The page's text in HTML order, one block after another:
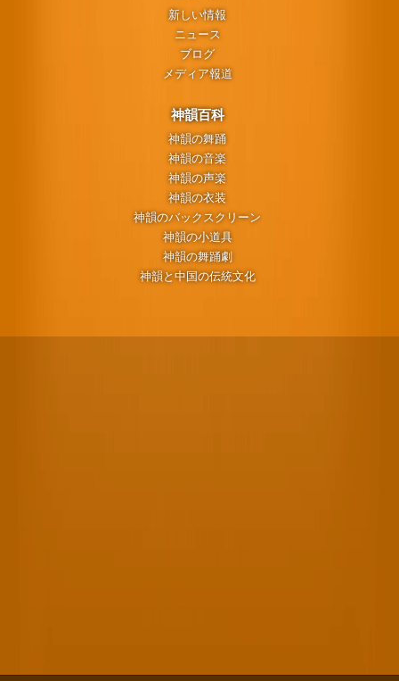
新しい情報
ニュース
ブログ
メディア報道
神韻百科
神韻の舞踊
神韻の音楽
神韻の声楽
神韻の衣装
神韻のバックスクリーン
神韻の小道具
神韻の舞踊劇
神韻と中国の伝統文化